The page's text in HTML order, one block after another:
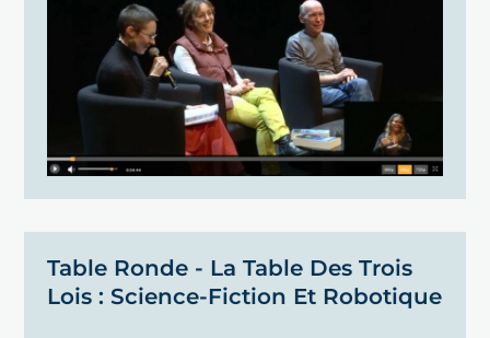
Table Ronde - La Table Des Trois
Lois : Science-Fiction Et Robotique